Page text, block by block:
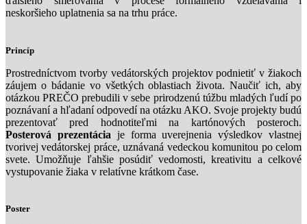
neskoršieho uplatnenia sa na trhu práce.
Princíp
Prostredníctvom tvorby vedátorských projektov podnietiť v žiakoch
záujem o bádanie vo všetkých oblastiach života. Naučiť ich, aby
otázkou PREČO prebudili v sebe prirodzenú túžbu mladých ľudí po
poznávaní a hľadaní odpovedí na otázku AKO. Svoje projekty budú
prezentovať pred hodnotiteľmi na kartónových posteroch.
Posterová prezentácia je forma uverejnenia výsledkov vlastnej
tvorivej vedátorskej práce, uznávaná vedeckou komunitou po celom
svete. Umožňuje ľahšie posúdiť vedomosti, kreativitu a celkové
vystupovanie žiaka v relatívne krátkom čase.
Poster